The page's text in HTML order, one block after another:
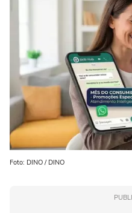
Foto: DINO / DINO